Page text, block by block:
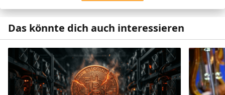
Das könnte dich auch interessieren